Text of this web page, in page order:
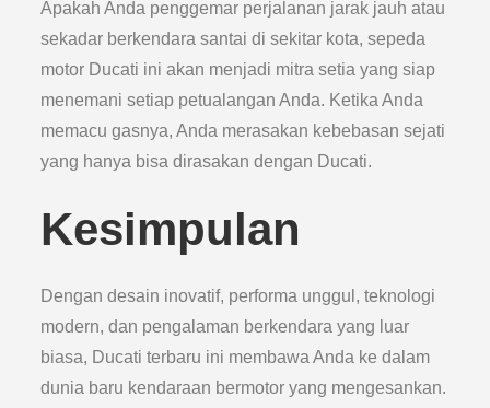
Apakah Anda penggemar perjalanan jarak jauh atau
sekadar berkendara santai di sekitar kota, sepeda
motor Ducati ini akan menjadi mitra setia yang siap
menemani setiap petualangan Anda. Ketika Anda
memacu gasnya, Anda merasakan kebebasan sejati
yang hanya bisa dirasakan dengan Ducati.
Kesimpulan
Dengan desain inovatif, performa unggul, teknologi
modern, dan pengalaman berkendara yang luar
biasa, Ducati terbaru ini membawa Anda ke dalam
dunia baru kendaraan bermotor yang mengesankan.